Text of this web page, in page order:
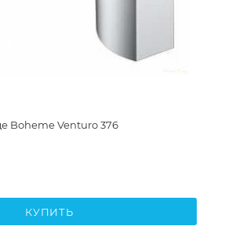
Boheme Venturo 376
КУПИТЬ